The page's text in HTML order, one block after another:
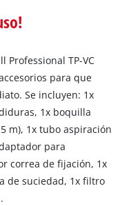
Professional TP-VC
para que
Se incluyen: 1x
1x boquilla
m), 1x tubo aspiración
para
correa de fijación, 1x
de suciedad, 1x filtro